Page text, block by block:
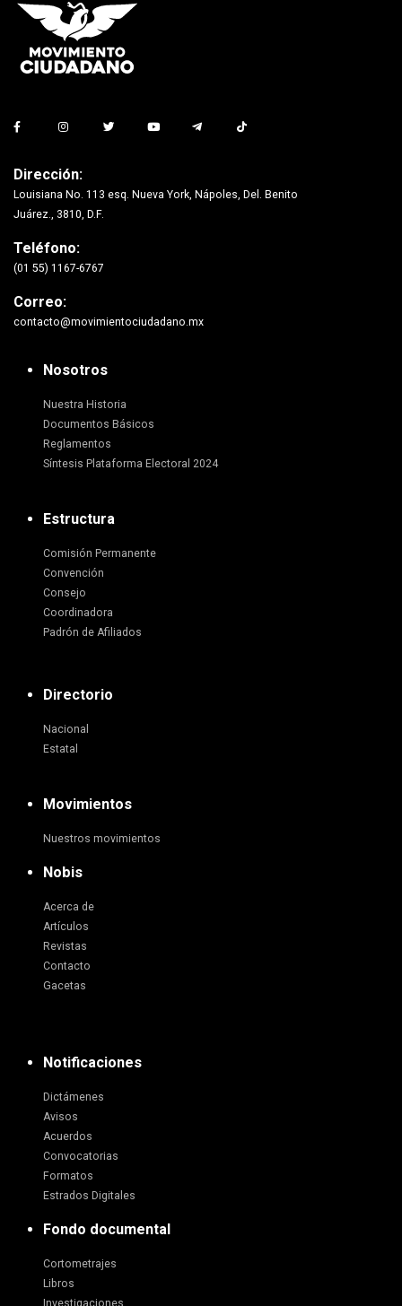
Dirección:
Louisiana No. 113 esq. Nueva York, Nápoles, Del. Benito
Juárez., 3810, D.F.
Teléfono:
(01 55) 1167-6767
Correo:
contacto@movimientociudadano.mx
Nosotros
Nuestra Historia
Documentos Básicos
Reglamentos
Síntesis Plataforma Electoral 2024
Estructura
Comisión Permanente
Convención
Consejo
Coordinadora
Padrón de Afiliados
Directorio
Nacional
Estatal
Movimientos
Nuestros movimientos
Nobis
Acerca de
Artículos
Revistas
Contacto
Gacetas
Notificaciones
Dictámenes
Avisos
Acuerdos
Convocatorias
Formatos
Estrados Digitales
Fondo documental
Cortometrajes
Libros